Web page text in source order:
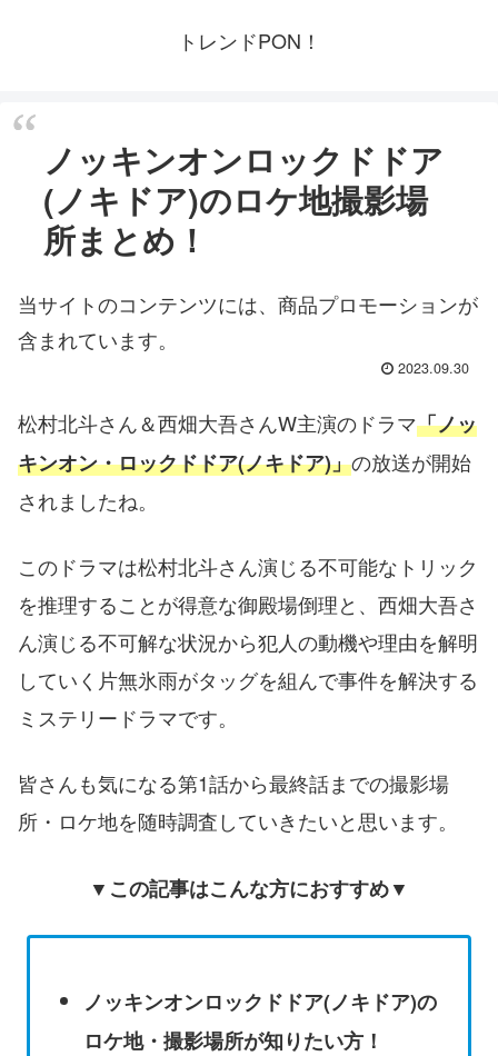
トレンドPON！
ノッキンオンロックドドア
(ノキドア)のロケ地撮影場
所まとめ！
当サイトのコンテンツには、商品プロモーションが
含まれています。
2023.09.30
松村北斗さん＆西畑大吾さんW主演のドラマ「ノッ
キンオン・ロックドドア(ノキドア)」の放送が開始
されましたね。
このドラマは松村北斗さん演じる不可能なトリック
を推理することが得意な御殿場倒理と、西畑大吾さ
ん演じる不可解な状況から犯人の動機や理由を解明
していく片無氷雨がタッグを組んで事件を解決する
ミステリードラマです。
皆さんも気になる第1話から最終話までの撮影場
所・ロケ地を随時調査していきたいと思います。
▼この記事はこんな方におすすめ▼
ノッキンオンロックドドア(ノキドア)の
ロケ地・撮影場所が知りたい方！